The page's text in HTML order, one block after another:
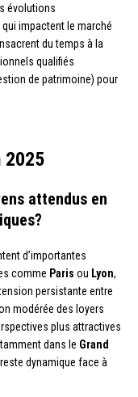
évolutions
impactent le marché
du temps à la
qualifiés
de patrimoine) pour
2025
attendus en
d’importantes
comme Paris ou Lyon,
persistante entre
modérée des loyers
plus attractives
dans le Grand
dynamique face à